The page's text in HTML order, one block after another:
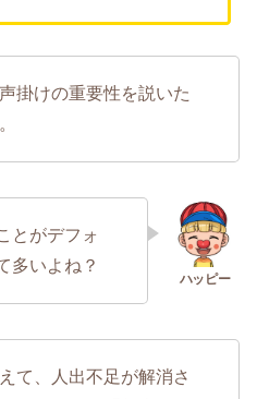
掛けの重要性を説いた
とがデフォ
多いよね？
て、人出不足が解消さ